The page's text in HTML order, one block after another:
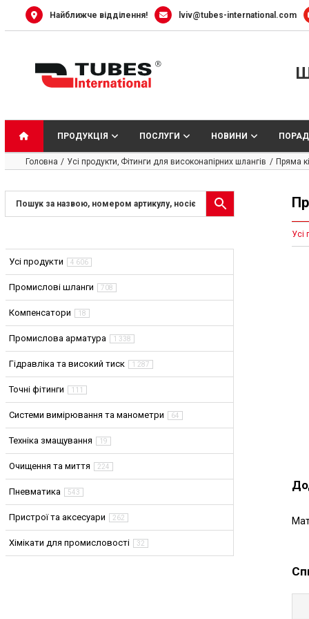
Найближче відділення! lviv@tubes-international.com
ПРОДУКЦІЯ ПОСЛУГИ НОВИНИ
Головна Усі продукти Фітинги для високонапірних шлангів Пряма
Усі
Усі продукти 4 606
Промислові шланги 708
Компенсатори 18
Промислова арматура 1 338
Гідравліка та високий тиск 1 287
Точні фітинги 111
Системи вимірювання та манометри 64
Техніка змащування 19
Очищення та миття 224
Пневматика 543
Пристрої та аксесуари 262
Хімікати для промисловості 32